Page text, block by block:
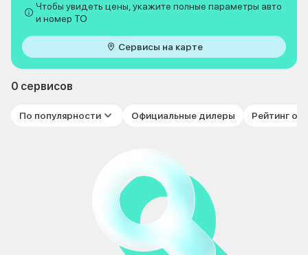
Чтобы увидеть цены, укажите полные параметры авто
и номер ТО
Сервисы на карте
0 сервисов
По популярности Официальные дилеры Рейтинг